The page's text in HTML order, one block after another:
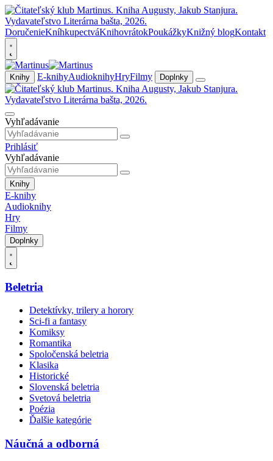
DoručenieKníhkupectváKnihovrátokPoukážkyKnižný blogKontakt
Knihy E-knihyAudioknihyHryFilmy Doplnky
Vyhľadávanie
Prihlásiť
Vyhľadávanie
Knihy
E-knihy
Audioknihy
Hry
Filmy
Doplnky
Beletria
Detektívky, trilery a horory
Sci-fi a fantasy
Komiksy
Romantika
Spoločenská beletria
Klasika
Historické
Slovenská beletria
Svetová beletria
Poézia
Ďalšie kategórie
Náučná a odborná